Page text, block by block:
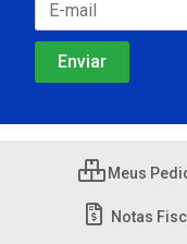
Meus
Notas